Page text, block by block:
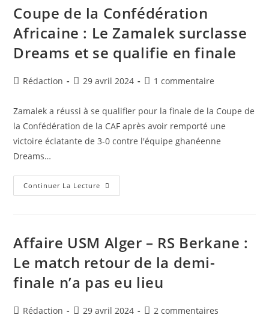
Parcours
Remarquable
Dreams
FC
Prend
Fin
Coupe de la Confédération
Africaine : Le Zamalek surclasse
Dreams et se qualifie en finale
Auteur/autrice
la
publication :
Rédaction
Publication
29 avril 2024
Commentaires
publication :
1 commentaire
Zamalek a réussi à se qualifier pour la finale de la Coupe de
la Confédération de la CAF après avoir remporté une
victoire éclatante de 3-0 contre l'équipe ghanéenne
Dreams…
Continuer La Lecture Coupe
De
Le
Zamalek
Surclasse
Dreams
Et
Se
Qualifie
Affaire USM Alger – RS Berkane :
Le match retour de la demi-
finale n’a pas eu lieu
Auteur/autrice
Rédaction
Publication
29 avril 2024
Commentaires
2 commentaires